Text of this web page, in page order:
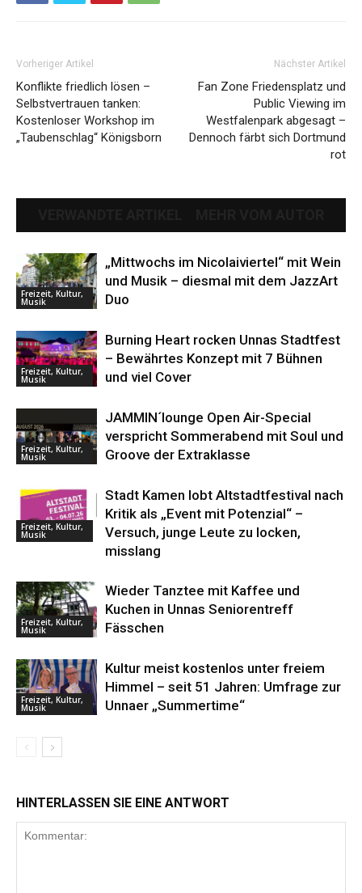
Vorheriger Artikel
Konflikte friedlich lösen –
Selbstvertrauen tanken:
Kostenloser Workshop im
„Taubenschlag“ Königsborn
Nächster Artikel
Fan Zone Friedensplatz und
Public Viewing im
Westfalenpark abgesagt –
Dennoch färbt sich Dortmund
rot
Freizeit, Kultur,
Musik
„Mittwochs im Nicolaiviertel“ mit Wein
und Musik – diesmal mit dem JazzArt
Duo
Freizeit, Kultur,
Musik
Burning Heart rocken Unnas Stadtfest
– Bewährtes Konzept mit 7 Bühnen
und viel Cover
Freizeit, Kultur,
Musik
JAMMIN´lounge Open Air-Special
verspricht Sommerabend mit Soul und
Groove der Extraklasse
Freizeit, Kultur,
Musik
Stadt Kamen lobt Altstadtfestival nach
Kritik als „Event mit Potenzial“ –
Versuch, junge Leute zu locken,
misslang
Freizeit, Kultur,
Musik
Wieder Tanztee mit Kaffee und
Kuchen in Unnas Seniorentreff
Fässchen
Freizeit, Kultur,
Musik
Kultur meist kostenlos unter freiem
Himmel – seit 51 Jahren: Umfrage zur
Unnaer „Summertime“
HINTERLASSEN SIE EINE ANTWORT